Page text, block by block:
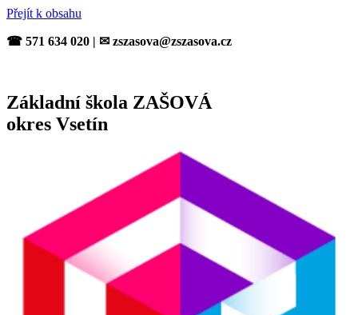
Přejít k obsahu
☎ 571 634 020 | ✉ zszasova@zszasova.cz
Základní škola ZAŠOVÁ
okres Vsetín